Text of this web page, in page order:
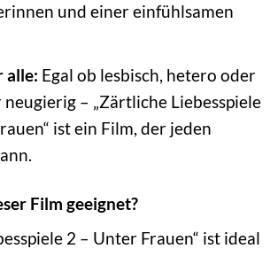
und einer einfühlsamen
alle: Egal ob lesbisch, hetero oder
– „Zärtliche Liebesspiele
ist ein Film, der jeden
Film geeignet?
2 – Unter Frauen“ ist ideal